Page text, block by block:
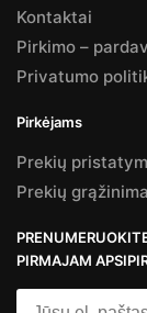
Kontaktai
Pirkimo –
Privatumo
Pirkėjams
Prekių
Prekių
PIRMAJAM